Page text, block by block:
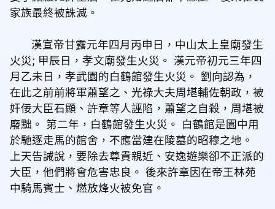
家族最終被誅滅。
漢宣帝甘露元年四月丙申日，中山太上皇廟發生
火災; 甲辰日，孝文廟發生火災。 漢元帝初元三年四
月乙未日，孝武園的白鶴館發生火災。 劉向認為，
在此之前前將軍蕭望之、光祿大夫周堪輔佐朝政，被
奸佞大臣石顯、許章等人誣陷，蕭望之自殺，周堪被
廢黜。 第二年，白鶴館發生火災。 白鶴館是園中用
於馳逐走馬的館舍，不應當建在陵墓的昭穆之地。
上天告誡說，要除去尊貴親近、安逸遊樂卻不正派的
大臣，他們將會危害忠良。 後來許章因在帝王林苑
中騎馬賓士、燃放烽火被免官。